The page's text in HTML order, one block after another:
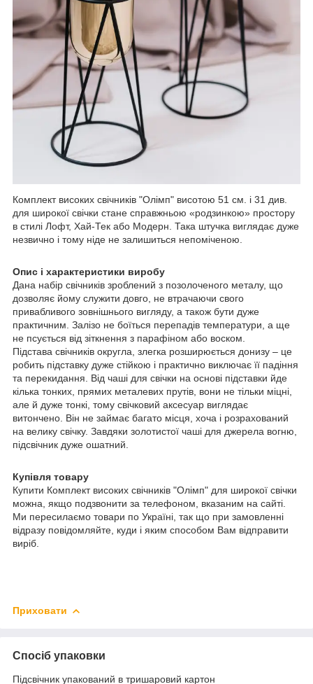
Комплект високих свічників "Олімп" висотою 51 см. і 31 див.
для широкої свічки стане справжньою «родзинкою» простору
в стилі Лофт, Хай-Тек або Модерн. Така штучка виглядає дуже
незвично і тому ніде не залишиться непоміченою.
Опис і характеристики виробу
Дана набір свічників зроблений з позолоченого металу, що
дозволяє йому служити довго, не втрачаючи свого
привабливого зовнішнього вигляду, а також бути дуже
практичним. Залізо не боїться перепадів температури, а ще
не псується від зіткнення з парафіном або воском.
Підстава свічників округла, злегка розширюється донизу – це
робить підставку дуже стійкою і практично виключає її падіння
та перекидання. Від чаші для свічки на основі підставки йде
кілька тонких, прямих металевих прутів, вони не тільки міцні,
але й дуже тонкі, тому свічковий аксесуар виглядає
витончено. Він не займає багато місця, хоча і розрахований
на велику свічку. Завдяки золотистої чаші для джерела вогню,
підсвічник дуже ошатний.
Купівля товару
Купити Комплект високих свічників "Олімп" для широкої свічки
можна, якщо подзвонити за телефоном, вказаним на сайті.
Ми пересилаємо товари по Україні, так що при замовленні
відразу повідомляйте, куди і яким способом Вам відправити
виріб.
Приховати
Спосіб упаковки
Підсвічник упакований в тришаровий картон